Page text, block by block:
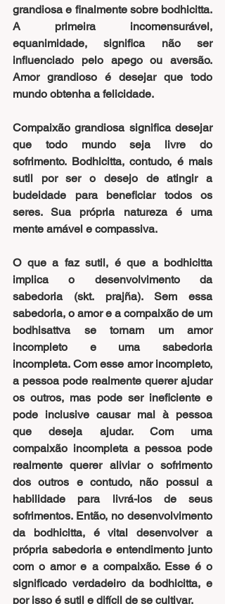
grandiosa e finalmente sobre bodhicitta.
A primeira incomensurável,
equanimidade, significa não ser
influenciado pelo apego ou aversão.
Amor grandioso é desejar que todo
mundo obtenha a felicidade.
Compaixão grandiosa significa desejar
que todo mundo seja livre do
sofrimento. Bodhicitta, contudo, é mais
sutil por ser o desejo de atingir a
budeidade para beneficiar todos os
seres. Sua própria natureza é uma
mente amável e compassiva.
O que a faz sutil, é que a bodhicitta
implica o desenvolvimento da
sabedoria (skt. prajña). Sem essa
sabedoria, o amor e a compaixão de um
bodhisattva se tornam um amor
incompleto e uma sabedoria
incompleta. Com esse amor incompleto,
a pessoa pode realmente querer ajudar
os outros, mas pode ser ineficiente e
pode inclusive causar mal à pessoa
que deseja ajudar. Com uma
compaixão incompleta a pessoa pode
realmente querer aliviar o sofrimento
dos outros e contudo, não possui a
habilidade para livrá-los de seus
sofrimentos. Então, no desenvolvimento
da bodhicitta, é vital desenvolver a
própria sabedoria e entendimento junto
com o amor e a compaixão. Esse é o
significado verdadeiro da bodhicitta, e
por isso é sutil e difícil de se cultivar.